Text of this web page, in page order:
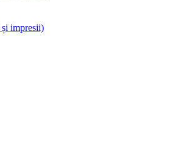
impresii)